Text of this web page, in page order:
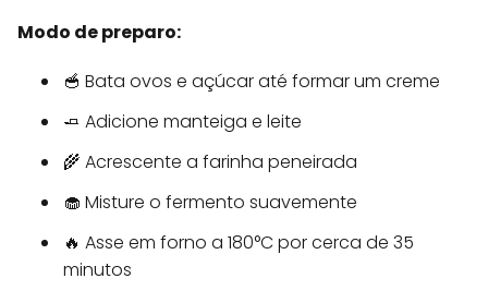
Modo de preparo:
🥣 Bata ovos e açúcar até formar um creme
🧈 Adicione manteiga e leite
🌾 Acrescente a farinha peneirada
🧁 Misture o fermento suavemente
🔥 Asse em forno a 180°C por cerca de 35
minutos